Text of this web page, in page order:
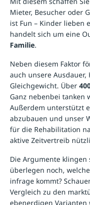
Mieter, Besucher oder
ist Fun – Kinder lieben
handelt sich um eine
Familie.
Neben diesem Faktor
auch unsere
Gleichgewicht. Über
Ganz nebenbei tanken
Außerdem unterstützt
abzubauen und unser
für die Rehabilitation
aktive Zeitvertreib
Die Argumente klingen
überlegen noch,
infrage kommt?
Vergleich zu den
ebenerdigen Varianten